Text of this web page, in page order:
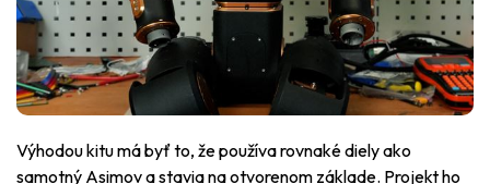
Výhodou kitu má byť to, že používa rovnaké diely ako
samotný Asimov a stavia na otvorenom základe. Projekt ho